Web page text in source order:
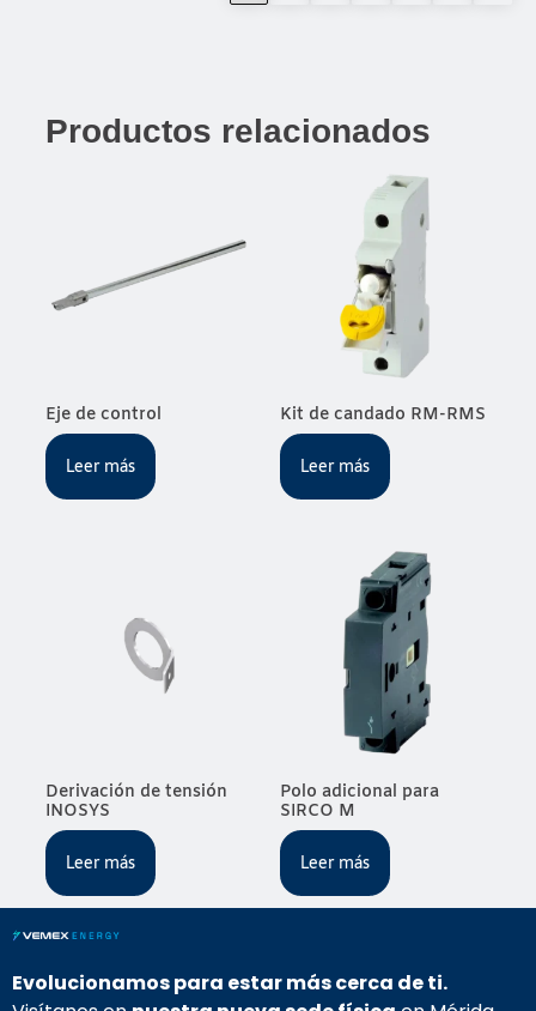
Productos relacionados
Eje de control
Leer más
Kit de candado RM-RMS
Leer más
Derivación de tensión
INOSYS
Leer más
Polo adicional para
SIRCO M
Leer más
Evolucionamos para estar más cerca de ti.